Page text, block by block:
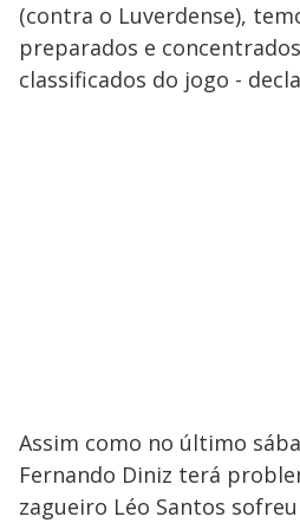
(contra o Luverdense),
preparados e
classificados do jogo -
Assim como no último
Fernando Diniz terá
zagueiro Léo Santos